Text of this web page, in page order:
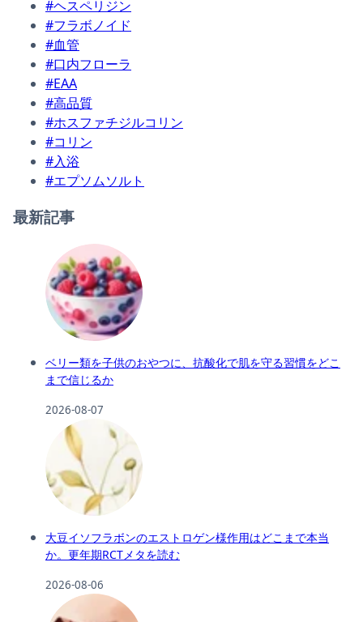
#ヘスペリジン
#フラボノイド
#血管
#口内フローラ
#EAA
#高品質
#ホスファチジルコリン
#コリン
#入浴
#エプソムソルト
最新記事
ベリー類を子供のおやつに、抗酸化で肌を守る習慣をどこ
まで信じるか
2026-08-07
大豆イソフラボンのエストロゲン様作用はどこまで本当
か。更年期RCTメタを読む
2026-08-06